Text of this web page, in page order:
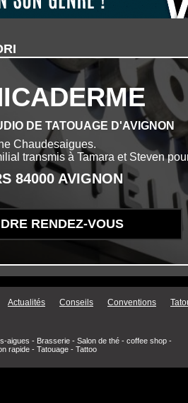
DE TATOUAGE D'AVIGNON
Chaudesaigues.
transmis à Tamara et Steven
84000 AVIGNON
RENDEZ-VOUS
Menu secondaire
Actualités Conseils Conventions
aigues - Brasserie - Salon de thé - coffee shop -
rapide - Tatouage - Tattoo